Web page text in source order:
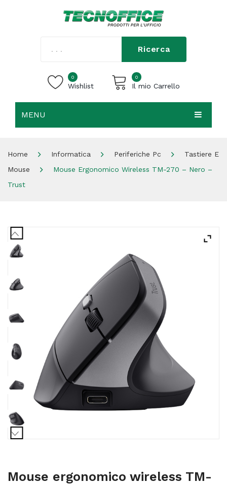
Ricerca
0
Wishlist
0
Il mio Carrello
MENU
SHOP
ACQUISTATI
ORDINI
Home Informatica Periferiche Pc
Tastiere E
Mouse
Mouse Ergonomico Wireless TM-270 – Nero –
Trust
Mouse ergonomico wireless TM-